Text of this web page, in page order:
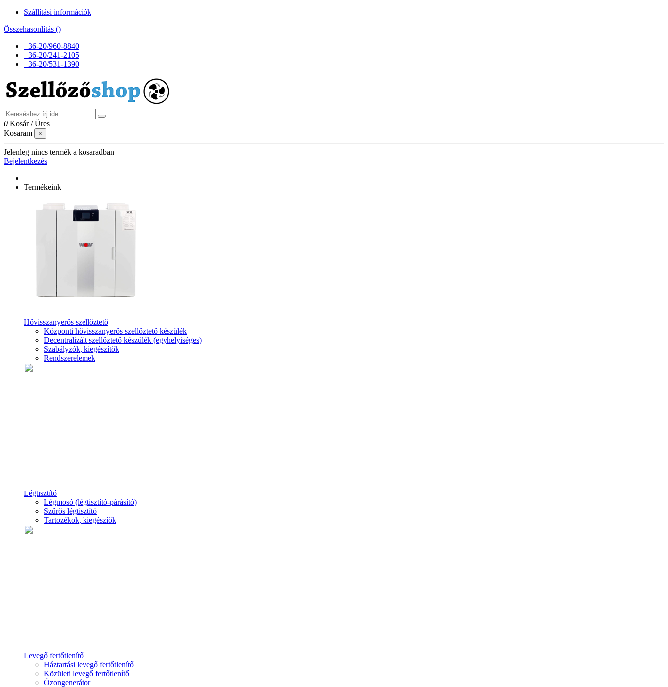
Szállítási információk
Összehasonlítás ()
+36-20/960-8840
+36-20/241-2105
+36-20/531-1390
0 Kosár /Üres
Kosaram
×
Jelenleg nincs termék a kosaradban
Bejelentkezés
Termékeink
Hővisszanyerős szellőztető
Központi hővisszanyerős szellőztető készülék
Decentralizált szellőztető készülék (egyhelyiséges)
Szabályzók, kiegészítők
Rendszerelemek
Légtisztító
Légmosó (légtisztító-párásító)
Szűrős légtisztító
Tartozékok, kiegészíők
Levegő fertőtlenítő
Háztartási levegő fertőtlenítő
Közületi levegő fertőtlenítő
Ózongenerátor